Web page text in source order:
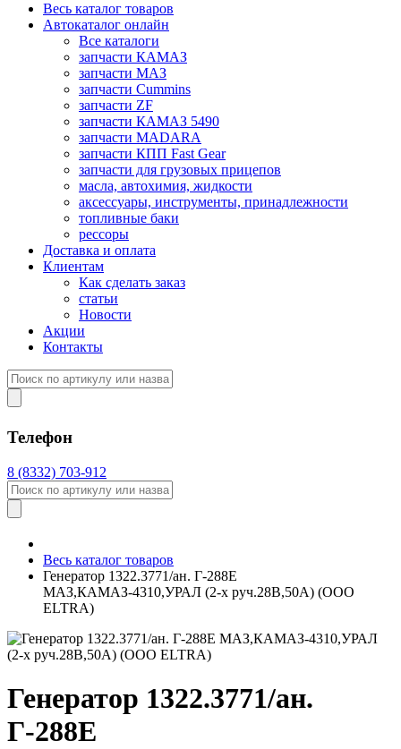
Весь каталог товаров
Автокаталог онлайн
Все каталоги
запчасти КАМАЗ
запчасти МАЗ
запчасти Cummins
запчасти ZF
запчасти КАМАЗ 5490
запчасти MADARA
запчасти КПП Fast Gear
запчасти для грузовых прицепов
масла, автохимия, жидкости
аксессуары, инструменты, принадлежности
топливные баки
рессоры
Доставка и оплата
Клиентам
Как сделать заказ
статьи
Новости
Акции
Контакты
Телефон
8 (8332) 703-912
Весь каталог товаров
Генератор 1322.3771/ан. Г-288Е
МАЗ,КАМАЗ-4310,УРАЛ (2-х руч.28В,50А) (ООО
ELTRA)
Генератор 1322.3771/ан.
Г-288Е